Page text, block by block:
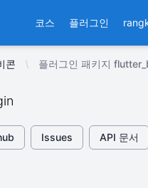
코스 플러그인
콘 플러그인 패키지
Issues API 문서